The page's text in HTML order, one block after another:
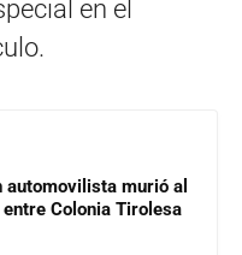
en el
murió al
Colonia Tirolesa